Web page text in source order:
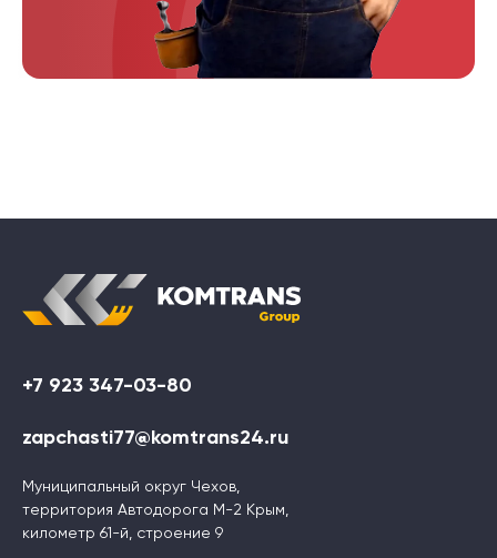
+7 923 347-03-80
zapchasti77@komtrans24.ru
Муниципальный округ Чехов,
территория Автодорога М-2 Крым,
километр 61-й, строение 9